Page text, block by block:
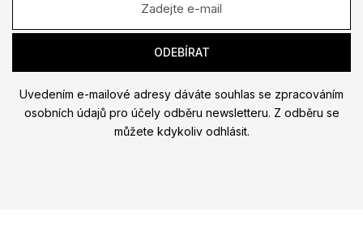
Uvedením e-mailové adresy dáváte souhlas se zpracováním
osobních údajů pro účely odběru newsletteru. Z odběru se
můžete kdykoliv odhlásit.